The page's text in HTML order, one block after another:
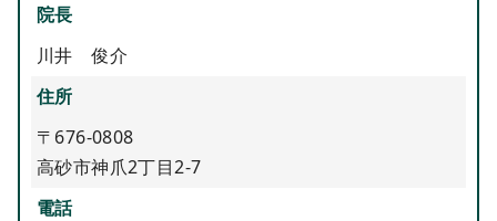
院長
川井 俊介
住所
〒676-0808
高砂市神爪2丁目2-7
電話